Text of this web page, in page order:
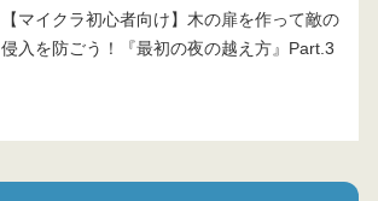
【マイクラ初心者向け】木の扉を作って敵の
侵入を防ごう！『最初の夜の越え方』Part.3